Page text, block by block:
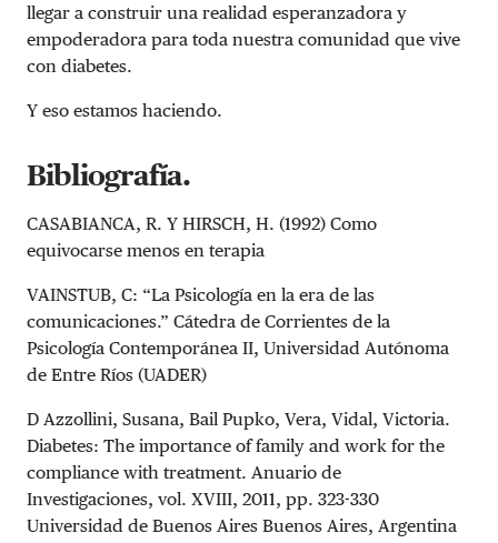
llegar a construir una realidad esperanzadora y
empoderadora para toda nuestra comunidad que vive
con diabetes.
Y eso estamos haciendo.
Bibliografía.
CASABIANCA, R. Y HIRSCH, H. (1992) Como
equivocarse menos en terapia
VAINSTUB, C: “La Psicología en la era de las
comunicaciones.” Cátedra de Corrientes de la
Psicología Contemporánea II, Universidad Autónoma
de Entre Ríos (UADER)
D Azzollini, Susana, Bail Pupko, Vera, Vidal, Victoria.
Diabetes: The importance of family and work for the
compliance with treatment. Anuario de
Investigaciones, vol. XVIII, 2011, pp. 323-330
Universidad de Buenos Aires Buenos Aires, Argentina